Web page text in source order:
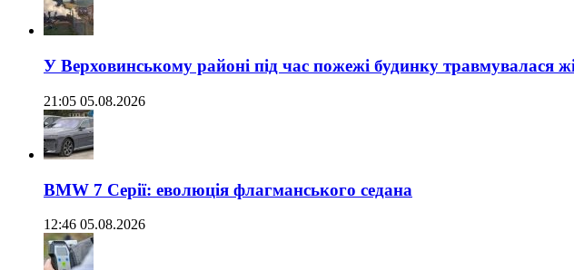
У Верховинському районі під час пожежі будинку травмувалася
21:05 05.08.2026
BMW 7 Серії: еволюція флагманського седана
12:46 05.08.2026